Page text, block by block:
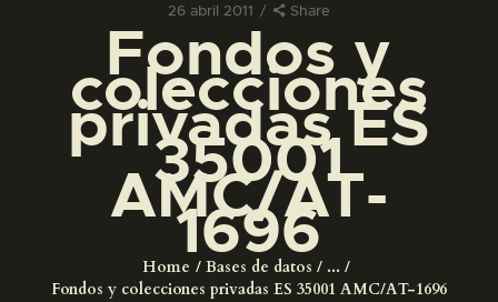
26 abril 2011 Share
Fondos y
colecciones
privadas ES
35001
AMC/AT-
1696
Home Bases de datos
...
Fondos y colecciones privadas ES 35001 AMC/AT-1696
PREPARAR LA VISITA
ACTIVIDADES
EL MUSEO